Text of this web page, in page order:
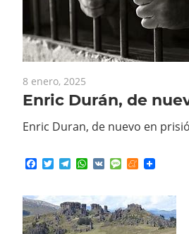
8 enero, 2025
Enric Durán, de
Enric Duran, de nuevo en
Facebook
TwitterTelegram
WhatsApp
VK MessageMeneame